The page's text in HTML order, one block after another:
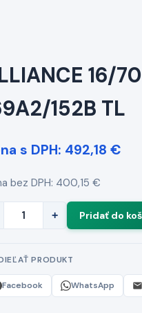
16/
152B TL
s DPH: 492,18 €
bez DPH: 400,15 €
+
PRODUKT
Facebook WhatsApp